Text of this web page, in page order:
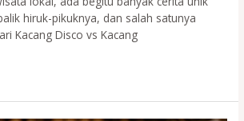
hiruk-pikuknya, dan salah satunya
Kacang Disco vs Kacang